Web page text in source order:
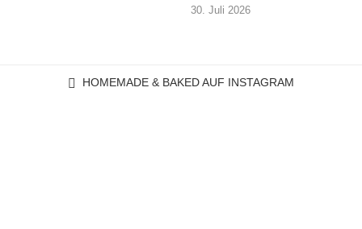
30. Juli 2026
HOMEMADE & BAKED AUF INSTAGRAM